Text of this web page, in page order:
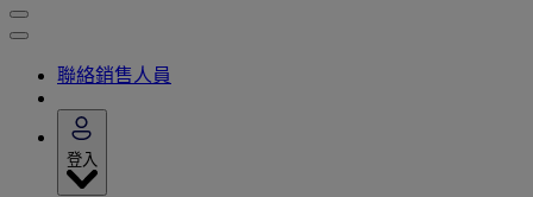
聯絡銷售人員
登入